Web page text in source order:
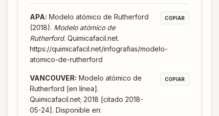
APA: Modelo atómico de Rutherford
(2018). Modelo atómico de
Rutherford. Quimicafacil.net.
https://quimicafacil.net/infografias/modelo-
atomico-de-rutherford
COPIAR
VANCOUVER: Modelo atómico de
Rutherford [en línea].
Quimicafacil.net; 2018 [citado 2018-
05-24]. Disponible en:
COPIAR